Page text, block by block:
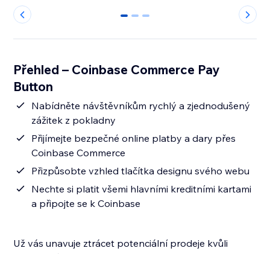
0 1 2
Přehled – Coinbase Commerce Pay
Button
Nabídněte návštěvníkům rychlý a zjednodušený
zážitek z pokladny
Přijímejte bezpečné online platby a dary přes
Coinbase Commerce
Přizpůsobte vzhled tlačítka designu svého webu
Nechte si platit všemi hlavními kreditními kartami
a připojte se k Coinbase
Už vás unavuje ztrácet potenciální prodeje kvůli